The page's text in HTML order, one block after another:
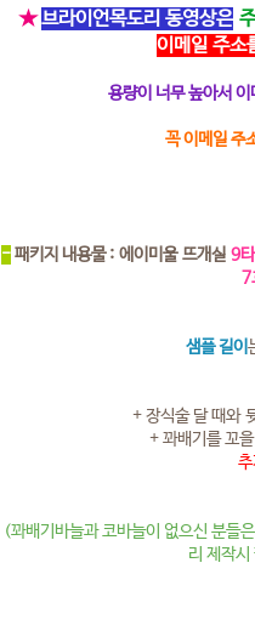
★ 브라이언목도리 동영상은
이메일 주소
용량이 너무 높아서
꼭 이메일
- 패키지 내용물 : 에이미울 뜨개실 9
7
샘플 길이
+ 장식술 달 때와
+ 꽈배기를 꼬
추
(꽈배기바늘과 코바늘이 없으신 분들
리 제작